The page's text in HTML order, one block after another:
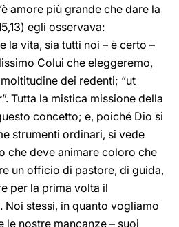
amore più grande che dare la
egli osservava:
la vita, sia tutti noi – è certo –
Colui che eleggeremo,
dei redenti; “ut
Tutta la mistica missione della
concetto; e, poiché Dio si
strumenti ordinari, si vede
che deve animare coloro che
un officio di pastore, di guida,
per la prima volta il
Noi stessi, in quanto vogliamo
le nostre mancanze – suoi